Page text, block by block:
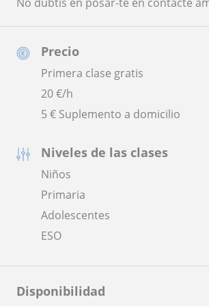
Precio
Primera clase gratis
20€/h
5 € Suplemento a domicilio
Niveles de las clases
Niños
Primaria
Adolescentes
ESO
Disponibilidad
No dubtis en posar-te en contacte